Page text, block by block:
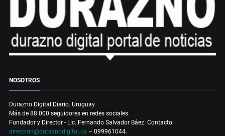
NOSOTROS
Durazno Digital Diario. Uruguay.
Más de 88.000 seguidores en redes sociales.
Fundador y Director - Lic. Fernando Salvador Báez. Contacto:
direccion@duraznodigital.uy – 099961044.